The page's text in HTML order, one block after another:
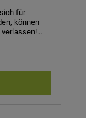
für
können
und
–
aus!